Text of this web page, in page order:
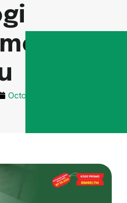
TNI
October 27, 2025